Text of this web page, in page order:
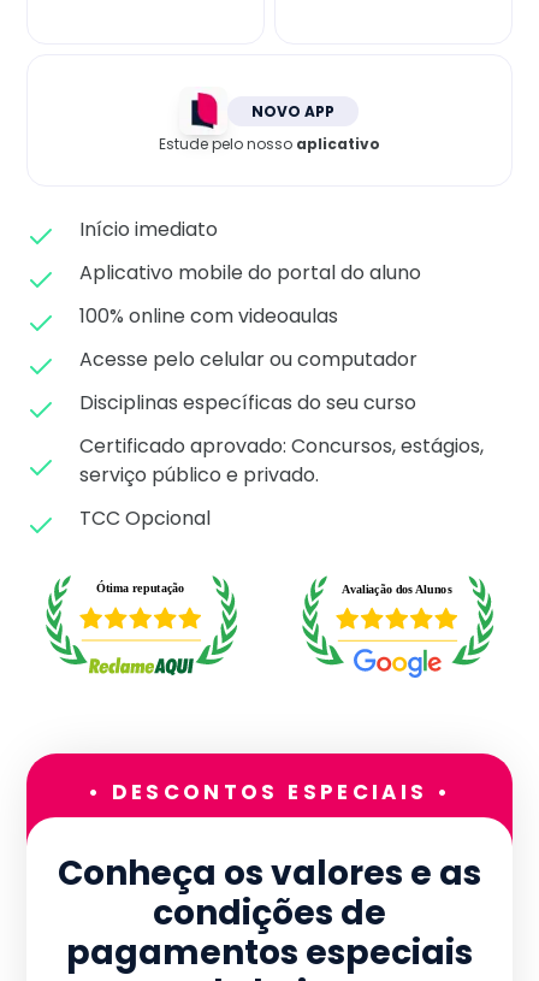
NOVO APP
Estude pelo nosso aplicativo
Início imediato
Aplicativo mobile do portal do aluno
100% online com videoaulas
Acesse pelo celular ou computador
Disciplinas específicas do seu curso
Certificado aprovado: Concursos, estágios,
serviço público e privado.
TCC Opcional
• DESCONTOS ESPECIAIS •
Conheça os valores e as
condições de
pagamentos especiais